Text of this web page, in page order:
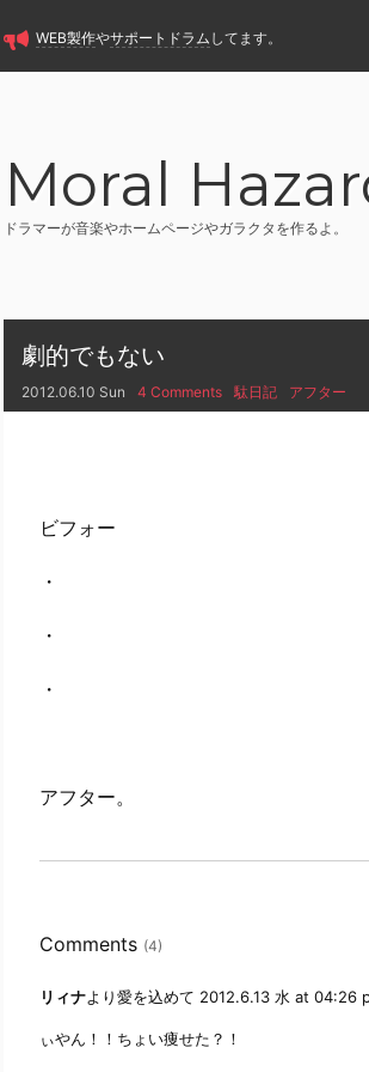
WEB製作やサポートドラム してます。
Moral
ドラマーが音楽やホームページやガラクタを作るよ。
劇的でもない
2012.06.10 Sun 4 Comments 駄日記 アフター
ビフォー
・
・
・
アフター。
Comments (4)
リィナより愛を込めて 2012.6.13 水 at 04:26
ぃやん！！ちょい痩せた？！